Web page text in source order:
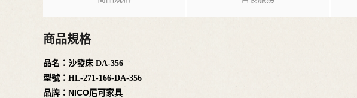
商品規格
品名： 沙發床 DA-356
型號： HL-271-166-DA-356
品牌：NICO尼可家具